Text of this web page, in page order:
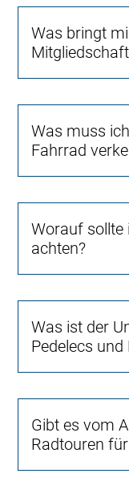
Was bringt
Was muss
Fahrrad
Worauf sollte
achten?
Was ist der
Pedelecs und
Gibt es vom
Radtouren